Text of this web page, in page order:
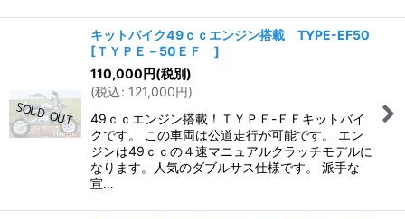
キットバイク49ｃｃエンジン搭載 TYPE-EF50
[ＴＹＰＥ－50ＥＦ ]
110,000円(税別)
(税込: 121,000円)
49ｃｃエンジン搭載！ＴＹＰＥ-ＥＦキットバイ
クです。 この車両は公道走行が可能です。 エン
ジンは49ｃｃの４速マニュアルクラッチモデルに
なります。人気のダブルサス仕様です。 派手な
宣…